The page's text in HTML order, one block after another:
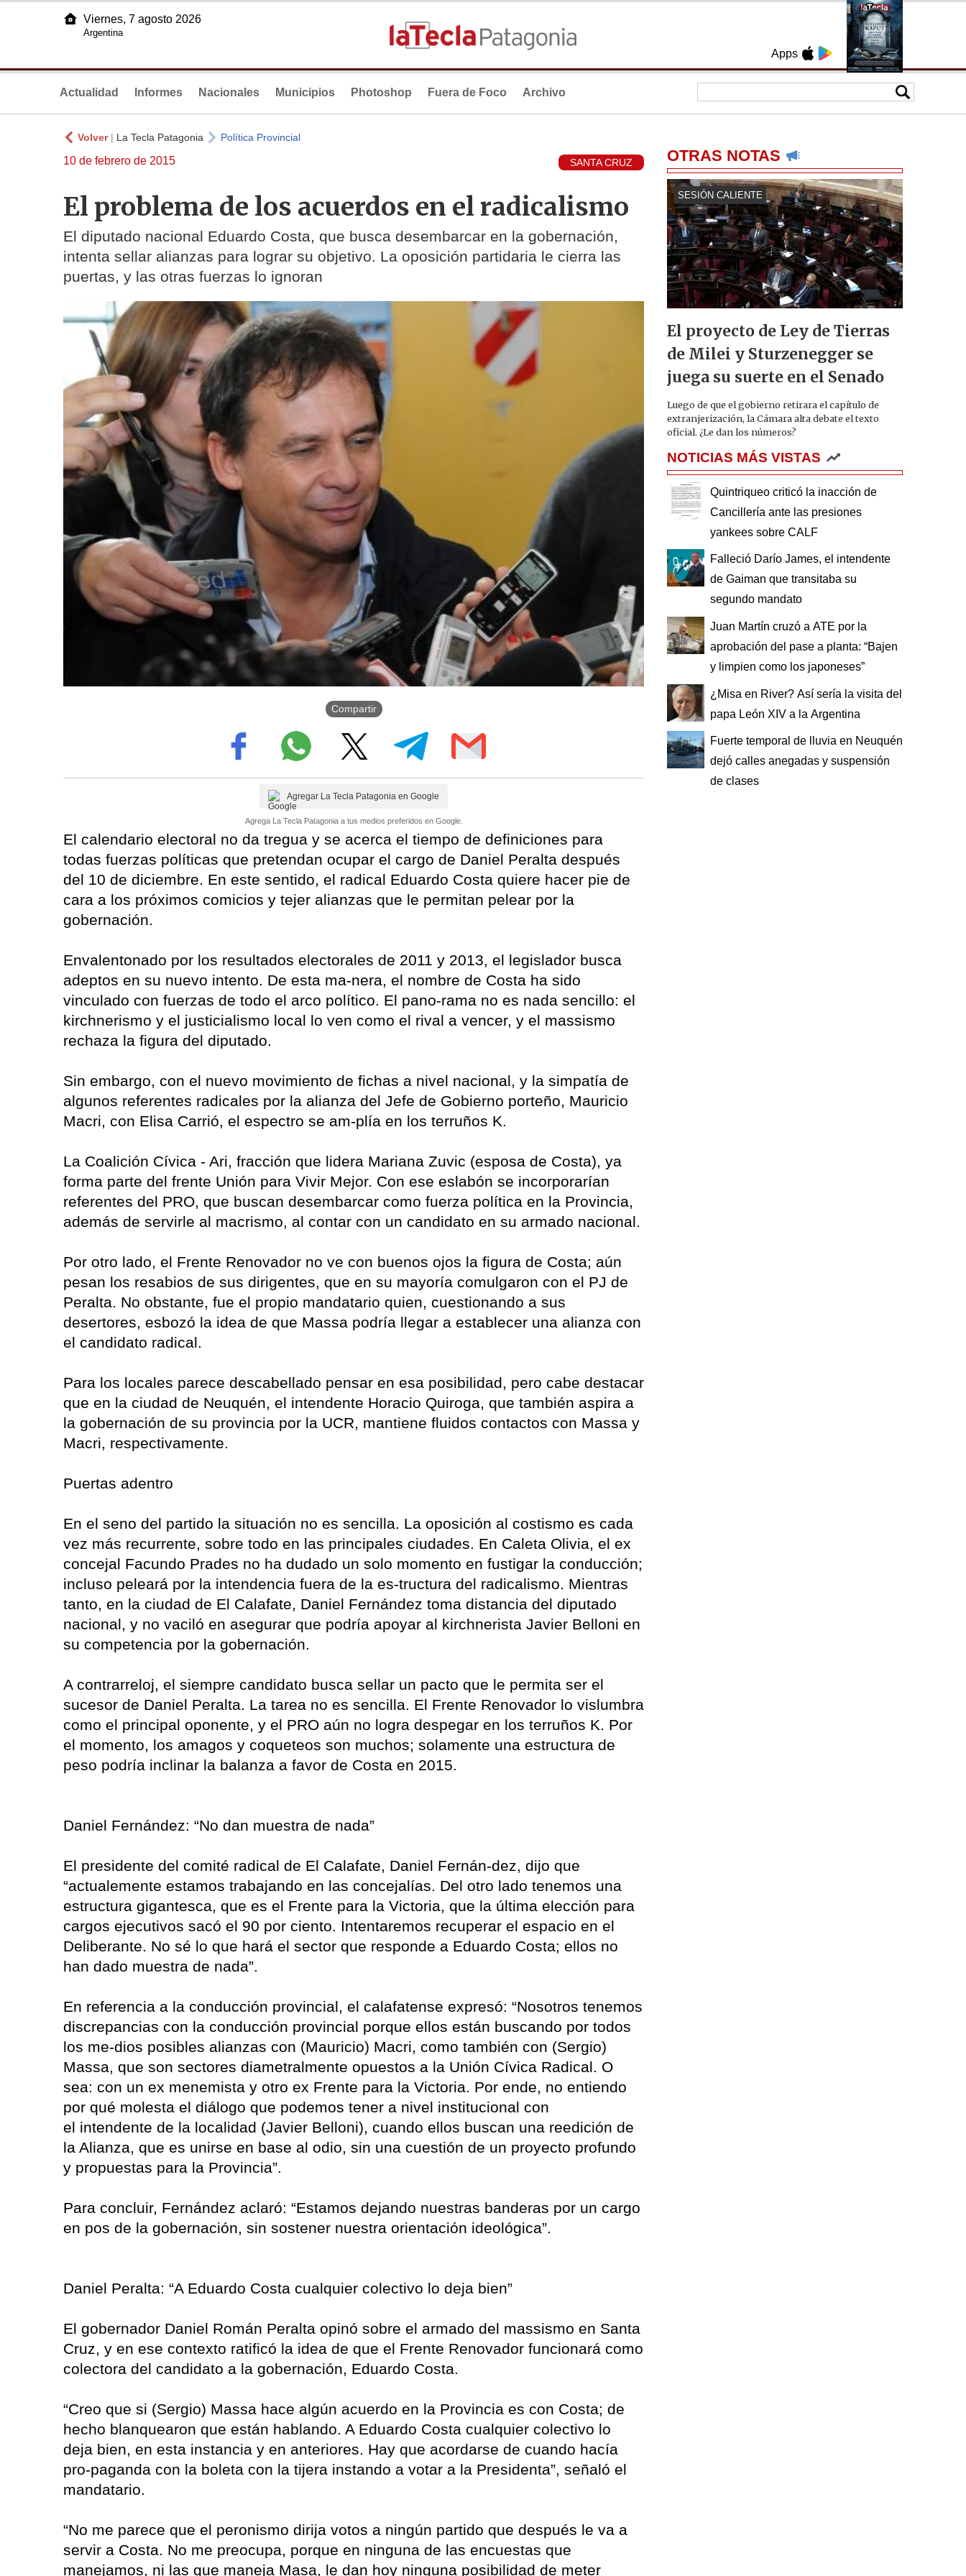
Apps
Viernes, 7 agosto 2026
Argentina
Actualidad Informes Nacionales Municipios Photoshop Fuera de Foco Archivo
Volver| La Tecla Patagonia Política Provincial
10 de febrero de 2015 SANTA CRUZ
El problema de los acuerdos en el radicalismo
El diputado nacional Eduardo Costa, que busca desembarcar en la gobernación,
intenta sellar alianzas para lograr su objetivo. La oposición partidaria le cierra las
puertas, y las otras fuerzas lo ignoran
Compartir
Agregar La Tecla Patagonia en Google
Agrega La Tecla Patagonia a tus medios preferidos en Google.
El calendario electoral no da tregua y se acerca el tiempo de definiciones para
todas fuerzas políticas que pretendan ocupar el cargo de Daniel Peralta después
del 10 de diciembre. En este sentido, el radical Eduardo Costa quiere hacer pie de
cara a los próximos comicios y tejer alianzas que le permitan pelear por la
gobernación.
Envalentonado por los resultados electorales de 2011 y 2013, el legislador busca
adeptos en su nuevo intento. De esta ma-nera, el nombre de Costa ha sido
vinculado con fuerzas de todo el arco político. El pano-rama no es nada sencillo: el
kirchnerismo y el justicialismo local lo ven como el rival a vencer, y el massismo
rechaza la figura del diputado.
Sin embargo, con el nuevo movimiento de fichas a nivel nacional, y la simpatía de
algunos referentes radicales por la alianza del Jefe de Gobierno porteño, Mauricio
Macri, con Elisa Carrió, el espectro se am-plía en los terruños K.
La Coalición Cívica - Ari, fracción que lidera Mariana Zuvic (esposa de Costa), ya
forma parte del frente Unión para Vivir Mejor. Con ese eslabón se incorporarían
referentes del PRO, que buscan desembarcar como fuerza política en la Provincia,
además de servirle al macrismo, al contar con un candidato en su armado nacional.
Por otro lado, el Frente Renovador no ve con buenos ojos la figura de Costa; aún
pesan los resabios de sus dirigentes, que en su mayoría comulgaron con el PJ de
Peralta. No obstante, fue el propio mandatario quien, cuestionando a sus
desertores, esbozó la idea de que Massa podría llegar a establecer una alianza con
el candidato radical.
Para los locales parece descabellado pensar en esa posibilidad, pero cabe destacar
que en la ciudad de Neuquén, el intendente Horacio Quiroga, que también aspira a
la gobernación de su provincia por la UCR, mantiene fluidos contactos con Massa y
Macri, respectivamente.
Puertas adentro
En el seno del partido la situación no es sencilla. La oposición al costismo es cada
vez más recurrente, sobre todo en las principales ciudades. En Caleta Olivia, el ex
concejal Facundo Prades no ha dudado un solo momento en fustigar la conducción;
incluso peleará por la intendencia fuera de la es-tructura del radicalismo. Mientras
tanto, en la ciudad de El Calafate, Daniel Fernández toma distancia del diputado
nacional, y no vaciló en asegurar que podría apoyar al kirchnerista Javier Belloni en
su competencia por la gobernación.
A contrarreloj, el siempre candidato busca sellar un pacto que le permita ser el
sucesor de Daniel Peralta. La tarea no es sencilla. El Frente Renovador lo vislumbra
como el principal oponente, y el PRO aún no logra despegar en los terruños K. Por
el momento, los amagos y coqueteos son muchos; solamente una estructura de
peso podría inclinar la balanza a favor de Costa en 2015.
Daniel Fernández: “No dan muestra de nada”
El presidente del comité radical de El Calafate, Daniel Fernán-dez, dijo que
“actualemente estamos trabajando en las concejalías. Del otro lado tenemos una
estructura gigantesca, que es el Frente para la Victoria, que la última elección para
cargos ejecutivos sacó el 90 por ciento. Intentaremos recuperar el espacio en el
Deliberante. No sé lo que hará el sector que responde a Eduardo Costa; ellos no
han dado muestra de nada”.
En referencia a la conducción provincial, el calafatense expresó: “Nosotros tenemos
discrepancias con la conducción provincial porque ellos están buscando por todos
los me-dios posibles alianzas con (Mauricio) Macri, como también con (Sergio)
Massa, que son sectores diametralmente opuestos a la Unión Cívica Radical. O
sea: con un ex menemista y otro ex Frente para la Victoria. Por ende, no entiendo
por qué molesta el diálogo que podemos tener a nivel institucional con
el intendente de la localidad (Javier Belloni), cuando ellos buscan una reedición de
la Alianza, que es unirse en base al odio, sin una cuestión de un proyecto profundo
y propuestas para la Provincia”.
Para concluir, Fernández aclaró: “Estamos dejando nuestras banderas por un cargo
en pos de la gobernación, sin sostener nuestra orientación ideológica”.
Daniel Peralta: “A Eduardo Costa cualquier colectivo lo deja bien”
El gobernador Daniel Román Peralta opinó sobre el armado del massismo en Santa
Cruz, y en ese contexto ratificó la idea de que el Frente Renovador funcionará como
colectora del candidato a la gobernación, Eduardo Costa.
“Creo que si (Sergio) Massa hace algún acuerdo en la Provincia es con Costa; de
hecho blanquearon que están hablando. A Eduardo Costa cualquier colectivo lo
deja bien, en esta instancia y en anteriores. Hay que acordarse de cuando hacía
pro-paganda con la boleta con la tijera instando a votar a la Presidenta”, señaló el
mandatario.
“No me parece que el peronismo dirija votos a ningún partido que después le va a
servir a Costa. No me preocupa, porque en ninguna de las encuestas que
manejamos, ni las que maneja Masa, le dan hoy ninguna posibilidad de meter
OTRAS NOTAS
SESIÓN CALIENTE
El proyecto de Ley de Tierras
de Milei y Sturzenegger se
juega su suerte en el Senado
Luego de que el gobierno retirara el capítulo de
extranjerización, la Cámara alta debate el texto
oficial. ¿Le dan los números?
NOTICIAS MÁS VISTAS
Quintriqueo criticó la inacción de
Cancillería ante las presiones
yankees sobre CALF
Falleció Darío James, el intendente
de Gaiman que transitaba su
segundo mandato
Juan Martín cruzó a ATE por la
aprobación del pase a planta: “Bajen
y limpien como los japoneses”
¿Misa en River? Así sería la visita del
papa León XIV a la Argentina
Fuerte temporal de lluvia en Neuquén
dejó calles anegadas y suspensión
de clases